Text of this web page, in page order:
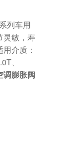
列车用
灵敏，寿
介质：
、
调膨胀阀